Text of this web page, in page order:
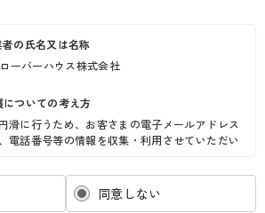
の氏名又は名称
ーバーハウス株式会社
ついての考え方
滑に行うため、お客さまの電子メールアドレス
電話番号等の情報を収集・利用させていただい
まの個人情報（以下「お客さま情報」といいま
大な責務と認識し、この責務を果たすために、
情報を取り扱います。
同意しない